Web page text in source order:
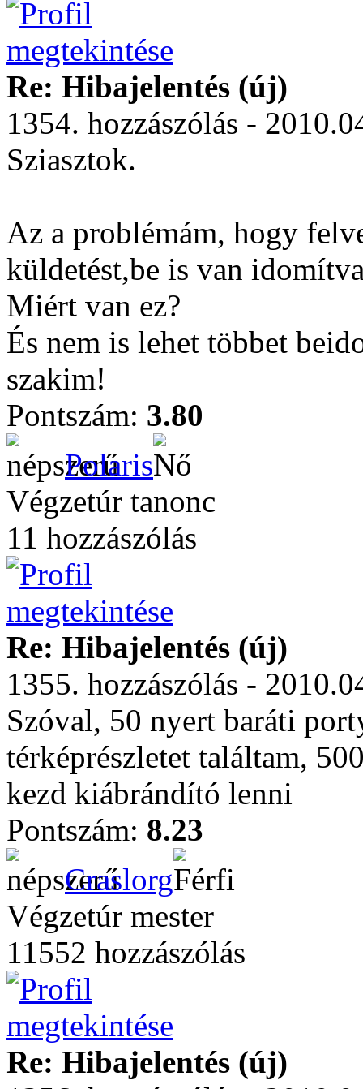
Re: Hibajelentés (új)
1354. hozzászólás -
Sziasztok.
Az a problémám, hogy
küldetést,be is van
Miért van ez?
És nem is lehet többet
szakim!
Pontszám: 3.80
Polaris
Végzetúr tanonc
11 hozzászólás
Re: Hibajelentés (új)
1355. hozzászólás -
Szóval, 50 nyert baráti
térképrészletet találtam,
kezd kiábrándító lenni
Pontszám: 8.23
Craslorg
Végzetúr mester
11552 hozzászólás
Re: Hibajelentés (új)